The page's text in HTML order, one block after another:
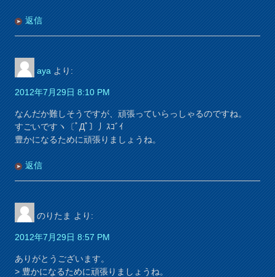
返信
aya より:
2012年7月29日 8:10 PM
なんだか難しそうですが、頑張っていらっしゃるのですね。
すごいですヽ〔ﾟДﾟ〕丿ｽｺﾞｲ
豊かになるために頑張りましょうね。
返信
のりたま より:
2012年7月29日 8:57 PM
ありがとうございます。
> 豊かになるために頑張りましょうね。